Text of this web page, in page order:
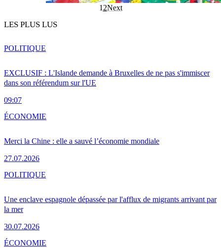
1 2Next
LES PLUS LUS
EXCLUSIF : L'Islande demande à Bruxelles de ne pas s'immiscer
dans son référendum sur l'UE
09:07
POLITIQUE
Merci la Chine : elle a sauvé l’économie mondiale
27.07.2026
ÉCONOMIE
Une enclave espagnole dépassée par l'afflux de migrants arrivant par
la mer
30.07.2026
POLITIQUE
ÉCONOMIE